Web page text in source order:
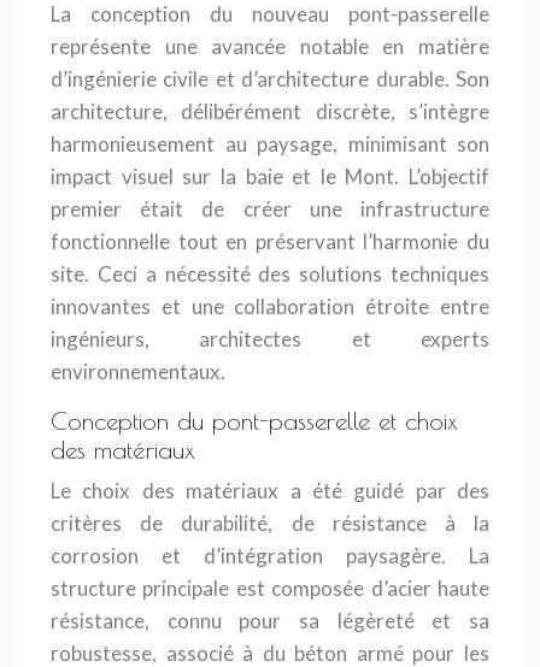
La conception du nouveau pont-passerelle
représente une avancée notable en matière
d’ingénierie civile et d’architecture durable. Son
architecture, délibérément discrète, s’intègre
harmonieusement au paysage, minimisant son
impact visuel sur la baie et le Mont. L’objectif
premier était de créer une infrastructure
fonctionnelle tout en préservant l’harmonie du
site. Ceci a nécessité des solutions techniques
innovantes et une collaboration étroite entre
ingénieurs, architectes et experts
environnementaux.
Conception du pont-passerelle et choix
des matériaux
Le choix des matériaux a été guidé par des
critères de durabilité, de résistance à la
corrosion et d’intégration paysagère. La
structure principale est composée d’acier haute
résistance, connu pour sa légèreté et sa
robustesse, associé à du béton armé pour les